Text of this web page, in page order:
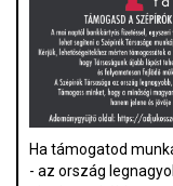
Ha támogatod
- az ország